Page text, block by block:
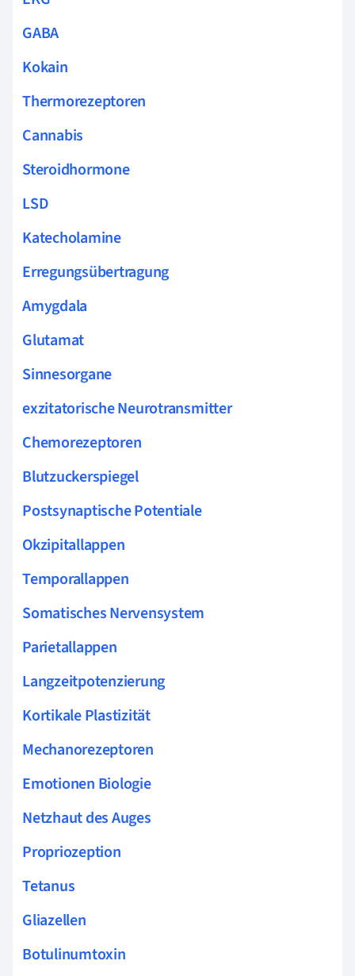
GABA
Kokain
Thermorezeptoren
Cannabis
Steroidhormone
LSD
Katecholamine
Erregungsübertragung
Amygdala
Glutamat
Sinnesorgane
exzitatorische Neurotransmitter
Chemorezeptoren
Blutzuckerspiegel
Postsynaptische Potentiale
Okzipitallappen
Temporallappen
Somatisches Nervensystem
Parietallappen
Langzeitpotenzierung
Kortikale Plastizität
Mechanorezeptoren
Emotionen Biologie
Netzhaut des Auges
Propriozeption
Tetanus
Gliazellen
Botulinumtoxin